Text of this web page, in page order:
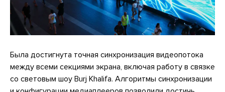
Была достигнута точная синхронизация видеопотока
между всеми секциями экрана, включая работу в связке
со световым шоу Burj Khalifa. Алгоритмы синхронизации